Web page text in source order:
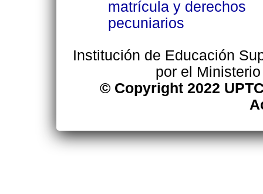
matrícula y derechos
pecuniarios
Institución de Educación
por el
© Copyright 2022